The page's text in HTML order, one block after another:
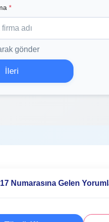
*
gönder
İleri
Numarasına Gelen